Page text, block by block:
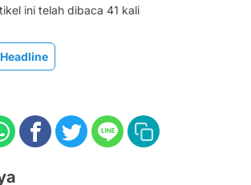
ini telah dibaca 41 kali
Headline